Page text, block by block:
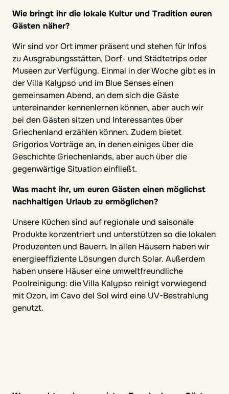
Wie bringt ihr die lokale Kultur und Tradition euren
Gästen näher?
Wir sind vor Ort immer präsent und stehen für Infos
zu Ausgrabungsstätten, Dorf- und Städtetrips oder
Museen zur Verfügung. Einmal in der Woche gibt es in
der Villa Kalypso und im Blue Senses einen
gemeinsamen Abend, an dem sich die Gäste
untereinander kennenlernen können, aber auch wir
bei den Gästen sitzen und Interessantes über
Griechenland erzählen können. Zudem bietet
Grigorios Vorträge an, in denen einiges über die
Geschichte Griechenlands, aber auch über die
gegenwärtige Situation einfließt.
Was macht ihr, um euren Gästen einen möglichst
nachhaltigen Urlaub zu ermöglichen?
Unsere Küchen sind auf regionale und saisonale
Produkte konzentriert und unterstützen so die lokalen
Produzenten und Bauern. In allen Häusern haben wir
energieeffiziente Lösungen durch Solar. Außerdem
haben unsere Häuser eine umweltfreundliche
Poolreinigung: die Villa Kalypso reinigt vorwiegend
mit Ozon, im Cavo del Sol wird eine UV-Bestrahlung
genutzt.